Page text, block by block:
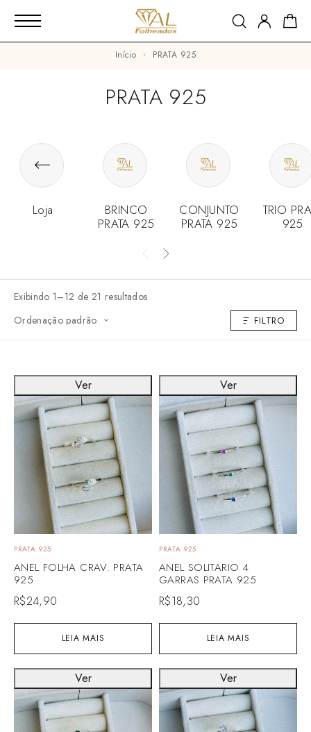
Início PRATA 925
PRATA 925
Loja
BRINCO
PRATA 925
CONJUNTO
PRATA 925
TRIO
925
Exibindo 1–12 de 21 resultados
FILTRO
LEIA MAIS
PRATA 925
ANEL FOLHA CRAV. PRATA
925
R$24,90
Ver
LEIA MAIS
PRATA 925
ANEL SOLITARIO 4
GARRAS PRATA 925
R$18,30
Ver
Ver Ver